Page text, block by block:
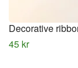
Decorative
45 kr